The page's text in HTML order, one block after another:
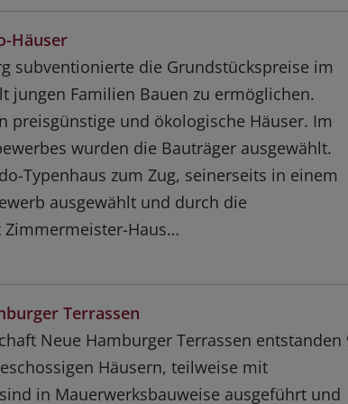
Häuser
subventionierte die Grundstückspreise im
jungen Familien Bauen zu ermöglichen.
preisgünstige und ökologische Häuser. Im
wurden die Bauträger ausgewählt.
Typenhaus zum Zug, seinerseits in einem
ausgewählt und durch die
Haus…
Terrassen
Neue Hamburger Terrassen entstanden
Häusern, teilweise mit
in Mauerwerksbauweise ausgeführt und